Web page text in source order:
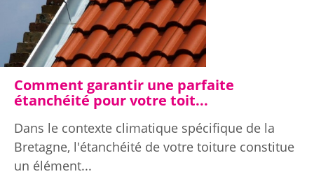
Comment garantir une parfaite
étanchéité pour votre toit...
Dans le contexte climatique spécifique de la
Bretagne, l'étanchéité de votre toiture constitue
un élément...